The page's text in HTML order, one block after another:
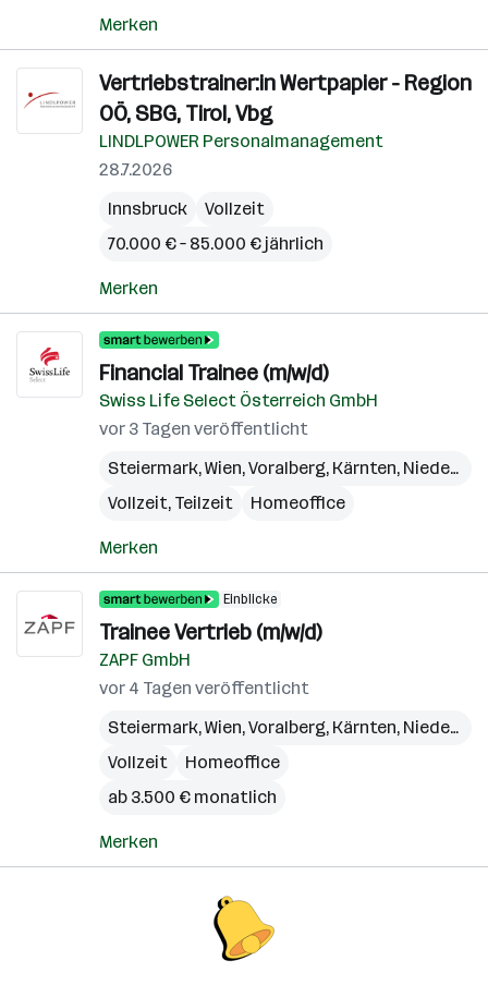
Merken
Vertriebstrainer:in Wertpapier - Region
OÖ, SBG, Tirol, Vbg
LINDLPOWER Personalmanagement
28.7.2026
Innsbruck
Vollzeit
70.000 € – 85.000 € jährlich
Merken
Financial Trainee (m/w/d)
Swiss Life Select Österreich GmbH
vor 3 Tagen veröffentlicht
Steiermark,Wien,Voralberg, Kärnten, Niederösterreich
Vollzeit, Teilzeit
Homeoffice
Merken
Einblicke
Trainee Vertrieb (m/w/d)
ZAPF GmbH
vor 4 Tagen veröffentlicht
Steiermark,Wien,Voralberg, Kärnten, Niederösterreich
Vollzeit
Homeoffice
ab 3.500 € monatlich
Merken